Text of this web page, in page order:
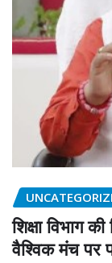
शिक्षा विभाग
वैश्विक मंच पर